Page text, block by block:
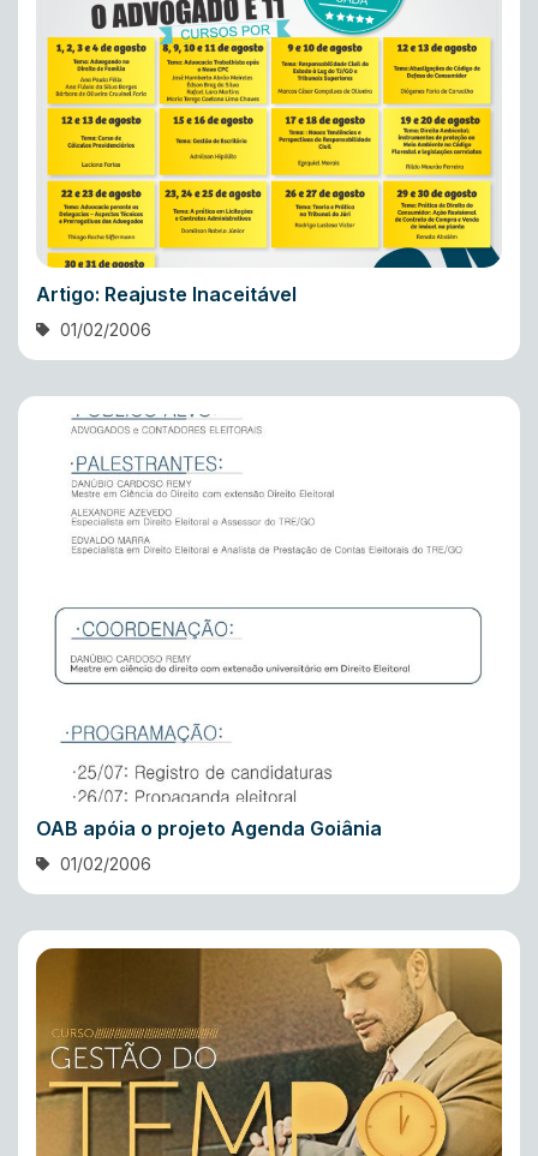
Artigo: Reajuste Inaceitável
01/02/2006
OAB apóia o projeto Agenda Goiânia
01/02/2006